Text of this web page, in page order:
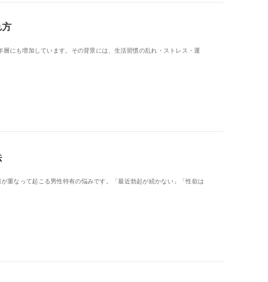
にも増加しています。その背景には、生活習慣の乱れ・ストレス・運
重なって起こる男性特有の悩みです。「最近勃起が続かない」「性欲は